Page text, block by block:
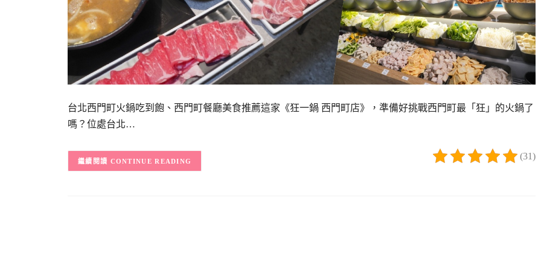
台北西門町火鍋吃到飽、西門町餐廳美食推薦這家《狂一鍋 西門町店》，準備好挑戰西門町最「狂」的火鍋了
嗎？位處台北…
(31)
CONTINUE READING